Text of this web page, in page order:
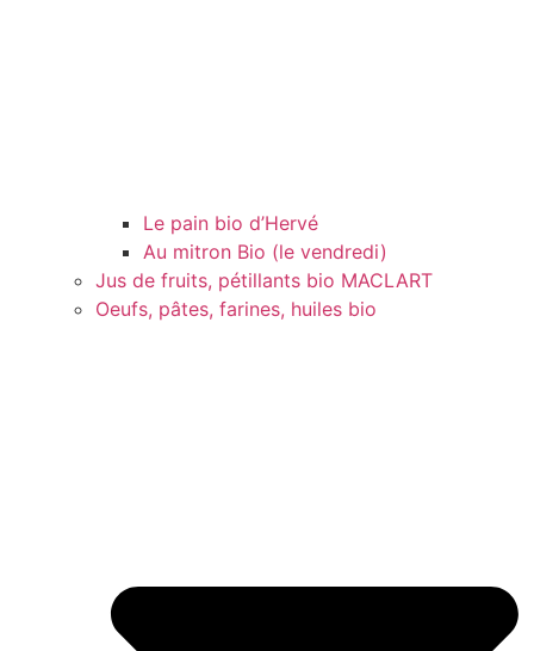
Le pain bio d’Hervé
Au mitron Bio (le vendredi)
Jus de fruits, pétillants bio MACLART
Oeufs, pâtes, farines, huiles bio